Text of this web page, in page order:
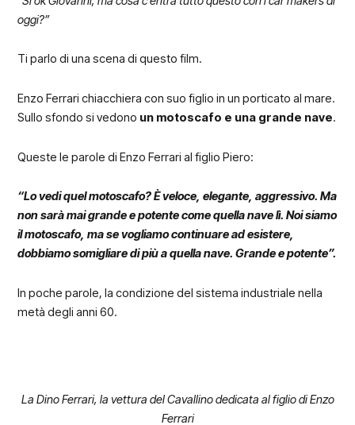
oggi?”
Ti parlo di una scena di questo film.
Enzo Ferrari chiacchiera con suo figlio in un porticato al mare.
Sullo sfondo si vedono un motoscafo e una grande nave.
Queste le parole di Enzo Ferrari al figlio Piero:
“Lo vedi quel motoscafo? È veloce, elegante, aggressivo. Ma
non sarà mai grande e potente come quella nave lì. Noi siamo
il motoscafo, ma se vogliamo continuare ad esistere,
dobbiamo somigliare di più a quella nave. Grande e potente”.
In poche parole, la condizione del sistema industriale nella
metà degli anni 60.
La Dino Ferrari, la vettura del Cavallino dedicata al figlio di Enzo
Ferrari